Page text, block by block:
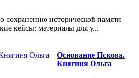
сохранению исторической памяти
кейсы: материалы для у...
Основание Пскова.
Княгиня Ольга